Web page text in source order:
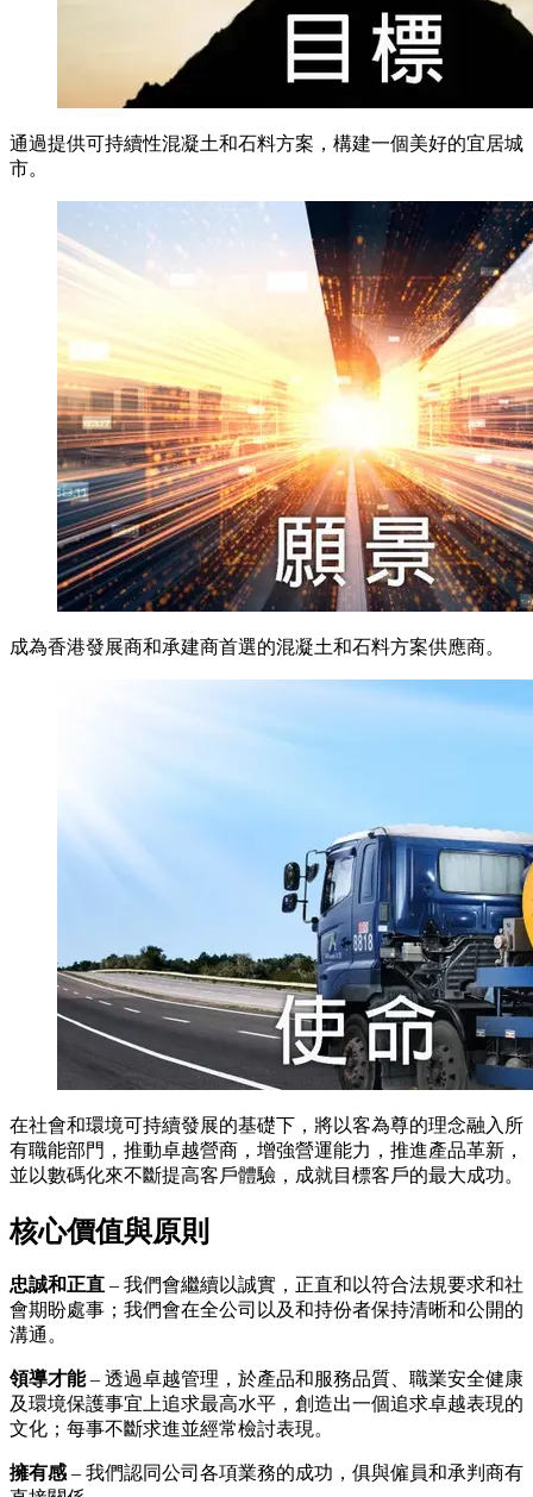
通過提供可持續性混凝土和石料方案，構建一個美好的宜居城
市。
成為香港發展商和承建商首選的混凝土和石料方案供應商。
在社會和環境可持續發展的基礎下，將以客為尊的理念融入所
有職能部門，推動卓越營商，增強營運能力，推進產品革新，
並以數碼化來不斷提高客戶體驗，成就目標客戶的最大成功。
核心價值與原則
忠誠和正直 – 我們會繼續以誠實，正直和以符合法規要求和社
會期盼處事；我們會在全公司以及和持份者保持清晰和公開的
溝通。
領導才能– 透過卓越管理，於產品和服務品質、職業安全健康
及環境保護事宜上追求最高水平，創造出一個追求卓越表現的
文化；每事不斷求進並經常檢討表現。
擁有感– 我們認同公司各項業務的成功，俱與僱員和承判商有